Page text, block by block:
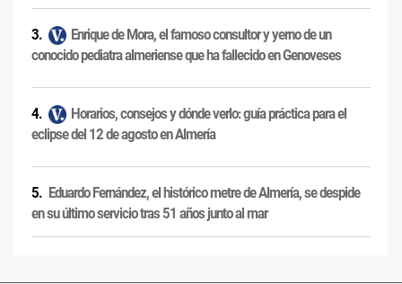
Enrique de Mora, el famoso consultor y yerno de un
conocido pediatra almeriense que ha fallecido en Genoveses
Horarios, consejos y dónde verlo: guía práctica para el
eclipse del 12 de agosto en Almería
Eduardo Fernández, el histórico metre de Almería, se despide
en su último servicio tras 51 años junto al mar